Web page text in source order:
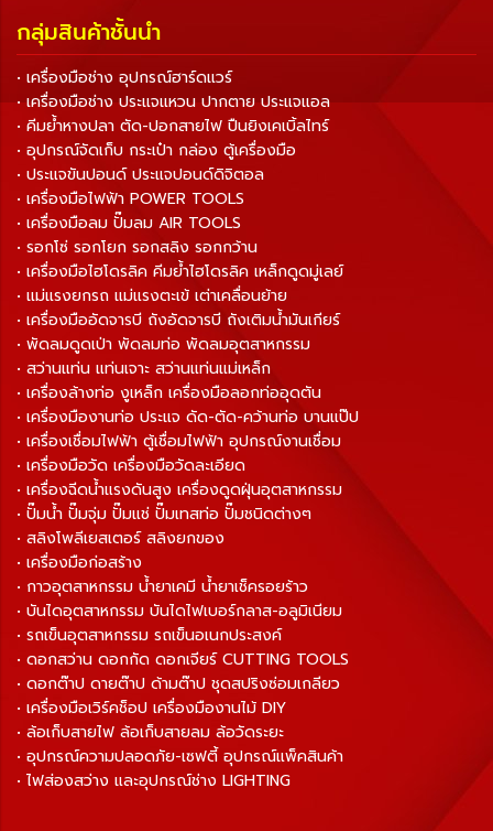
กลุ่มสินค้าชั้นนำ
• เครื่องมือช่าง อุปกรณ์ฮาร์ดแวร์
• เครื่องมือช่าง ประแจแหวน ปากตาย ประแจแอล
• คีมย้ำหางปลา ตัด-ปอกสายไฟ ปืนยิงเคเบิ้ลไทร์
• อุปกรณ์จัดเก็บ กระเป๋า กล่อง ตู้เครื่องมือ
• ประแจขันปอนด์ ประแจปอนด์ดิจิตอล
• เครื่องมือไฟฟ้า POWER TOOLS
• เครื่องมือลม ปั๊มลม AIR TOOLS
• รอกโซ่ รอกโยก รอกสลิง รอกกว้าน
• เครื่องมือไฮโดรลิค คีมย้ำไฮโดรลิค เหล็กดูดมู่เลย์
• แม่แรงยกรถ แม่แรงตะเข้ เต่าเคลื่อนย้าย
• เครื่องมืออัดจารบี ถังอัดจารบี ถังเติมน้ำมันเกียร์
• พัดลมดูดเป่า พัดลมท่อ พัดลมอุตสาหกรรม
• สว่านแท่น แท่นเจาะ สว่านแท่นแม่เหล็ก
• เครื่องล้างท่อ งูเหล็ก เครื่องมือลอกท่ออุดตัน
• เครื่องมืองานท่อ ประแจ ดัด-ตัด-คว้านท่อ บานแป๊ป
• เครื่องเชื่อมไฟฟ้า ตู้เชื่อมไฟฟ้า อุปกรณ์งานเชื่อม
• เครื่องมือวัด เครื่องมือวัดละเอียด
• เครื่องฉีดน้ำแรงดันสูง เครื่องดูดฝุ่นอุตสาหกรรม
• ปั๊มน้ำ ปั๊มจุ่ม ปั๊มแช่ ปั๊มเทสท่อ ปั๊มชนิดต่างๆ
• สลิงโพลีเยสเตอร์ สลิงยกของ
• เครื่องมือก่อสร้าง
• กาวอุตสาหกรรม น้ำยาเคมี น้ำยาเช็ครอยร้าว
• บันไดอุตสาหกรรม บันไดไฟเบอร์กลาส-อลูมิเนียม
• รถเข็นอุตสาหกรรม รถเข็นอเนกประสงค์
• ดอกสว่าน ดอกกัด ดอกเจียร์ CUTTING TOOLS
• ดอกต๊าป ดายต๊าป ด้ามต๊าป ชุดสปริงซ่อมเกลียว
• เครื่องมือเวิร์คช็อป เครื่องมืองานไม้ DIY
• ล้อเก็บสายไฟ ล้อเก็บสายลม ล้อวัดระยะ
• อุปกรณ์ความปลอดภัย-เซฟตี้ อุปกรณ์แพ็คสินค้า
• ไฟส่องสว่าง และอุปกรณ์ช่าง LIGHTING